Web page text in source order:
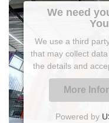
We need
We use a third
that may collect
the details and
More
Powered by